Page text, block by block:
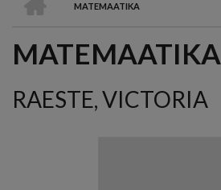
LEIVAPURU
MATEMAATIKA
MATEMAATIKA
RAESTE, VICTORIA